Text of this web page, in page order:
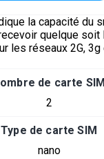
la capacité du
quelque soit
les réseaux 2G, 3g
de carte SIM
2
Type de carte SIM
nano